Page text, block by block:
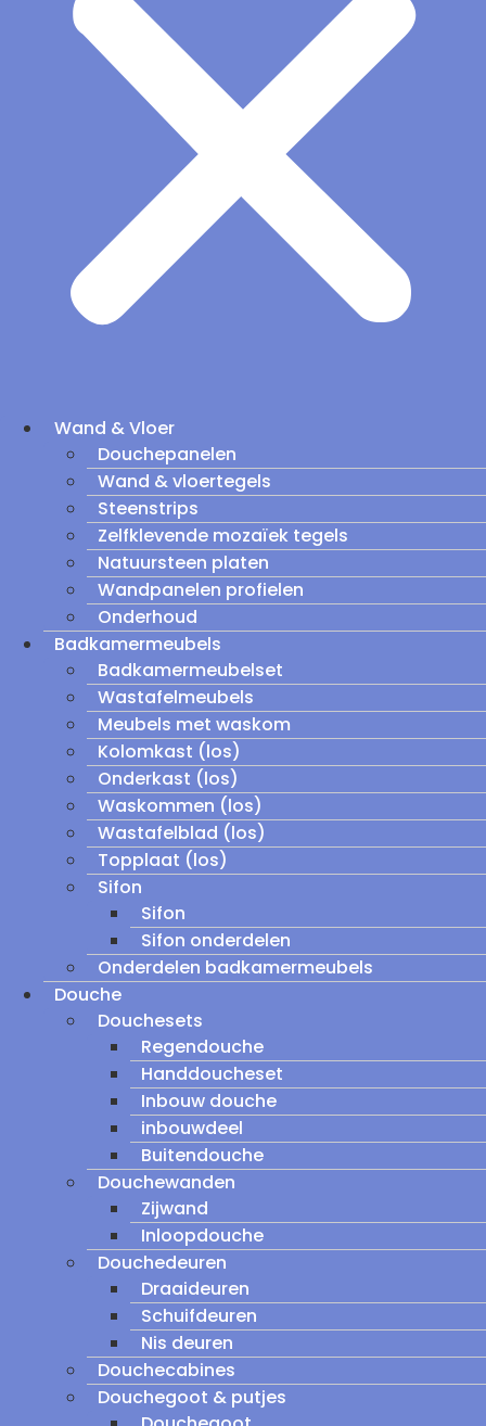
Wand & Vloer
Douchepanelen
Wand & vloertegels
Steenstrips
Zelfklevende mozaïek tegels
Natuursteen platen
Wandpanelen profielen
Onderhoud
Badkamermeubels
Badkamermeubelset
Wastafelmeubels
Meubels met waskom
Kolomkast (los)
Onderkast (los)
Waskommen (los)
Wastafelblad (los)
Topplaat (los)
Sifon
Sifon
Sifon onderdelen
Onderdelen badkamermeubels
Douche
Douchesets
Regendouche
Handdoucheset
Inbouw douche
inbouwdeel
Buitendouche
Douchewanden
Zijwand
Inloopdouche
Douchedeuren
Draaideuren
Schuifdeuren
Nis deuren
Douchecabines
Douchegoot & putjes